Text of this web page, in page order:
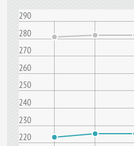
220
230
240
250
260
270
280
290